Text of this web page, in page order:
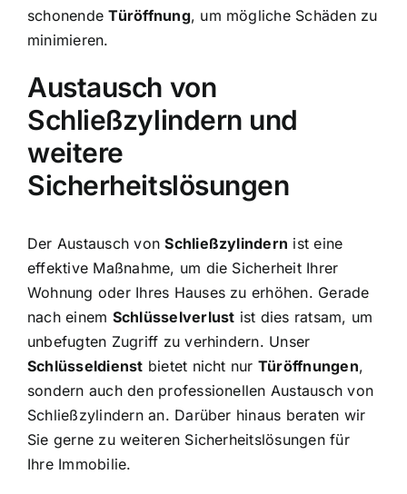
schonendeTüröffnung, um mögliche Schäden zu
minimieren.
Austausch von
Schließzylindern und
weitere
Sicherheitslösungen
Der Austausch vonSchließzylindern ist eine
effektive Maßnahme, um die Sicherheit Ihrer
Wohnung oder Ihres Hauses zu erhöhen. Gerade
nach einem Schlüsselverlust ist dies ratsam, um
unbefugten Zugriff zu verhindern. Unser
Schlüsseldienst bietet nicht nur Türöffnungen,
sondern auch den professionellen Austausch von
Schließzylindern an. Darüber hinaus beraten wir
Sie gerne zu weiteren Sicherheitslösungen für
Ihre Immobilie.